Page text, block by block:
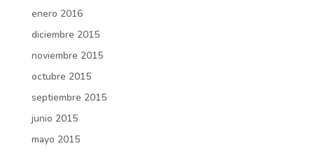
enero 2016
diciembre 2015
noviembre 2015
octubre 2015
septiembre 2015
junio 2015
mayo 2015